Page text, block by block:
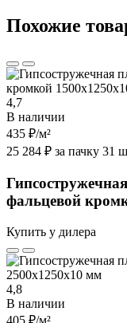
Похожие
4,7
В наличии
435 ₽/м²
25 284 ₽ за пачку 31
фальцевой
Купить у дилера
4,8
В наличии
405 ₽/м²